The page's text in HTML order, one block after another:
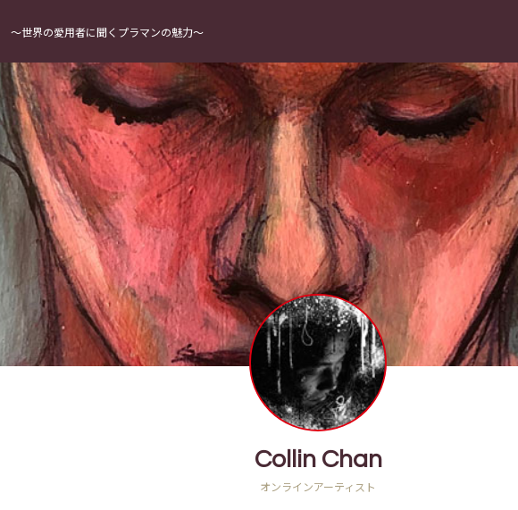
〜世界の愛用者に聞くプラマンの魅力〜
Collin Chan
オンラインアーティスト